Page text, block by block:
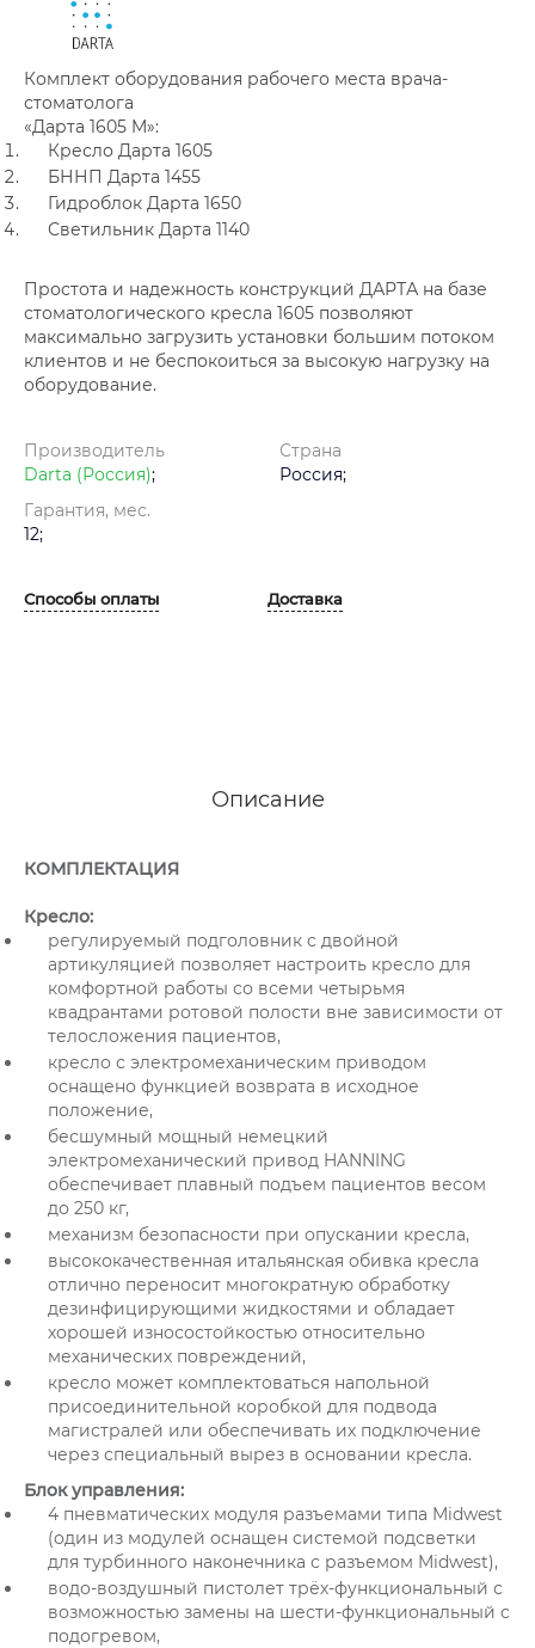
Комплект оборудования рабочего места врача-
стоматолога
«Дарта 1605 M»:
Кресло Дарта 1605
БННП Дарта 1455
Гидроблок Дарта 1650
Светильник Дарта 1140
Простота и надежность конструкций ДАРТА на базе
стоматологического кресла 1605 позволяют
максимально загрузить установки большим потоком
клиентов и не беспокоиться за высокую нагрузку на
оборудование.
Производитель
Darta (Россия);
Страна
Россия;
Гарантия, мес.
12;
Способы оплаты Доставка
Описание
КОМПЛЕКТАЦИЯ
Кресло:
регулируемый подголовник с двойной
артикуляцией позволяет настроить кресло для
комфортной работы со всеми четырьмя
квадрантами ротовой полости вне зависимости от
телосложения пациентов,
кресло с электромеханическим приводом
оснащено функцией возврата в исходное
положение,
бесшумный мощный немецкий
электромеханический привод HANNING
обеспечивает плавный подъем пациентов весом
до 250 кг,
механизм безопасности при опускании кресла,
высококачественная итальянская обивка кресла
отлично переносит многократную обработку
дезинфицирующими жидкостями и обладает
хорошей износостойкостью относительно
механических повреждений,
кресло может комплектоваться напольной
присоединительной коробкой для подвода
магистралей или обеспечивать их подключение
через специальный вырез в основании кресла.
Блок управления:
4 пневматических модуля разъемами типа Midwest
(один из модулей оснащен системой подсветки
для турбинного наконечника с разъемом Midwest),
водо-воздушный пистолет трёх-функциональный с
возможностью замены на шести-функциональный с
подогревом,